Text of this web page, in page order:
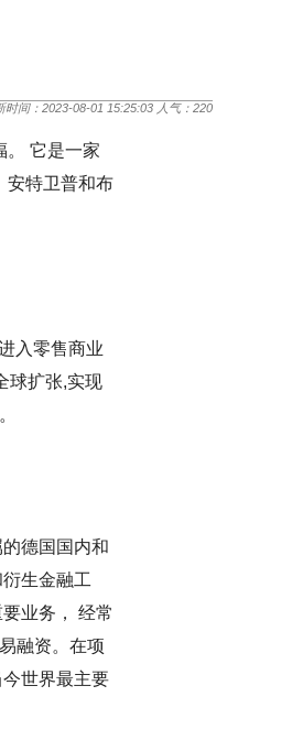
时间：2023-08-01 15:25:03 人气： 220
它是一家
安特卫普和布
入零售商业
球扩张,实现
德国国内和
生金融工
业务， 经常
融资。在项
世界最主要